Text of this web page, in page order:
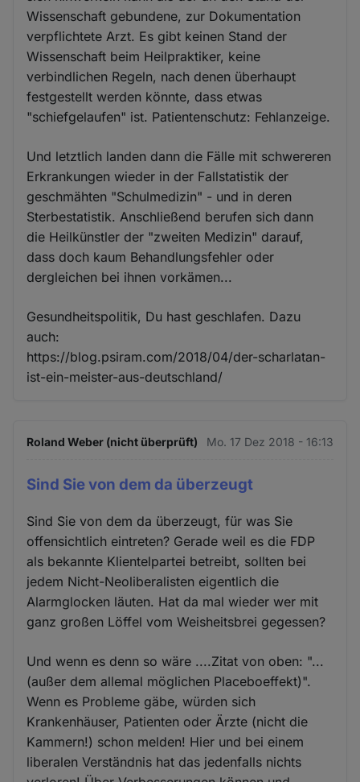
Wissenschaft gebundene, zur Dokumentation
verpflichtete Arzt. Es gibt keinen Stand der
Wissenschaft beim Heilpraktiker, keine
verbindlichen Regeln, nach denen überhaupt
festgestellt werden könnte, dass etwas
"schiefgelaufen" ist. Patientenschutz: Fehlanzeige.
Und letztlich landen dann die Fälle mit schwereren
Erkrankungen wieder in der Fallstatistik der
geschmähten "Schulmedizin" - und in deren
Sterbestatistik. Anschließend berufen sich dann
die Heilkünstler der "zweiten Medizin" darauf,
dass doch kaum Behandlungsfehler oder
dergleichen bei ihnen vorkämen...
Gesundheitspolitik, Du hast geschlafen. Dazu
auch:
https://blog.psiram.com/2018/04/der-scharlatan-
ist-ein-meister-aus-deutschland/
Roland Weber (nicht überprüft) Mo. 17 Dez 2018 - 16:13
Sind Sie von dem da überzeugt
Sind Sie von dem da überzeugt, für was Sie
offensichtlich eintreten? Gerade weil es die FDP
als bekannte Klientelpartei betreibt, sollten bei
jedem Nicht-Neoliberalisten eigentlich die
Alarmglocken läuten. Hat da mal wieder wer mit
ganz großen Löffel vom Weisheitsbrei gegessen?
Und wenn es denn so wäre ....Zitat von oben: "...
(außer dem allemal möglichen Placeboeffekt)".
Wenn es Probleme gäbe, würden sich
Krankenhäuser, Patienten oder Ärzte (nicht die
Kammern!) schon melden! Hier und bei einem
liberalen Verständnis hat das jedenfalls nichts